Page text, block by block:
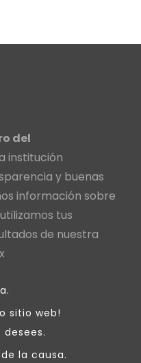
del
institución
y buenas
información sobre
tus
de nuestra
sitio web!
la causa.